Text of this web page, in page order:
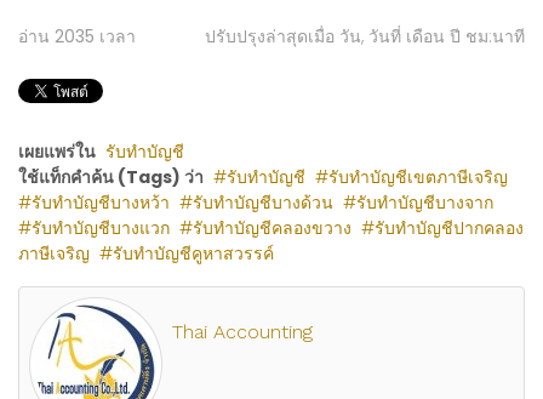
อ่าน 2035 เวลา ปรับปรุงล่าสุดเมื่อ วัน, วันที่ เดือน ปี ชม:นาที
เผยแพร่ใน รับทำบัญชี
ใช้แท็กคำค้น (Tags) ว่า
รับทำบัญชี
รับทำบัญชีเขตภาษีเจริญ
รับทำบัญชีบางหว้า
รับทำบัญชีบางด้วน
รับทำบัญชีบางจาก
รับทำบัญชีบางแวก
รับทำบัญชีคลองขวาง
รับทำบัญชีปากคลอง
ภาษีเจริญ
รับทำบัญชีคูหาสวรรค์
Thai Accounting